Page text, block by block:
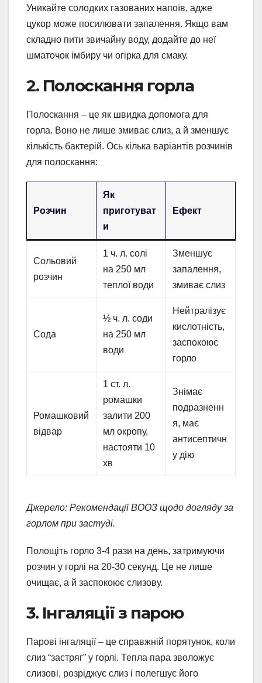
Уникайте солодких газованих напоїв, адже
цукор може посилювати запалення. Якщо вам
складно пити звичайну воду, додайте до неї
шматочок імбиру чи огірка для смаку.
2. Полоскання горла
Полоскання – це як швидка допомога для
горла. Воно не лише змиває слиз, а й зменшує
кількість бактерій. Ось кілька варіантів розчинів
для полоскання:
Розчин
Як
приготуват
и
Ефект
Сольовий
розчин
1 ч. л. солі
на 250 мл
теплої води
Зменшує
запалення,
змиває слиз
Сода
½ ч. л. соди
на 250 мл
води
Нейтралізує
кислотність,
заспокоює
горло
Ромашковий
відвар
1 ст. л.
ромашки
залити 200
мл окропу,
настояти 10
хв
Знімає
подразненн
я, має
антисептичн
у дію
Джерело: Рекомендації ВООЗ щодо догляду за
горлом при застуді.
Полощіть горло 3-4 рази на день, затримуючи
розчин у горлі на 20-30 секунд. Це не лише
очищає, а й заспокоює слизову.
3. Інгаляції з парою
Парові інгаляції – це справжній порятунок, коли
слиз “застряг” у горлі. Тепла пара зволожує
слизові, розріджує слиз і полегшує його